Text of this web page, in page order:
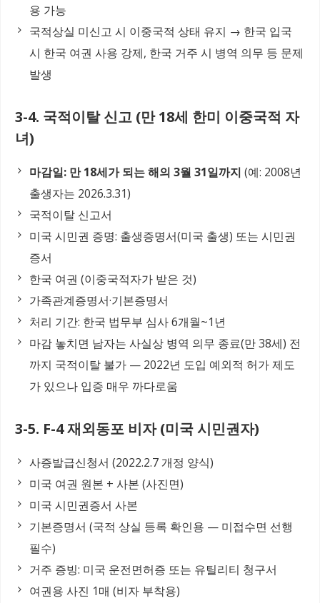
용 가능
국적상실 미신고 시 이중국적 상태 유지 → 한국 입국
시 한국 여권 사용 강제, 한국 거주 시 병역 의무 등 문제
발생
3-4. 국적이탈 신고 (만 18세 한미 이중국적 자
녀)
마감일: 만 18세가 되는 해의 3월 31일까지 (예: 2008년
출생자는 2026.3.31)
국적이탈 신고서
미국 시민권 증명: 출생증명서(미국 출생) 또는 시민권
증서
한국 여권 (이중국적자가 받은 것)
가족관계증명서·기본증명서
처리 기간: 한국 법무부 심사 6개월~1년
마감 놓치면 남자는 사실상 병역 의무 종료(만 38세) 전
까지 국적이탈 불가 — 2022년 도입 예외적 허가 제도
가 있으나 입증 매우 까다로움
3-5. F-4 재외동포 비자 (미국 시민권자)
사증발급신청서 (2022.2.7 개정 양식)
미국 여권 원본 + 사본 (사진면)
미국 시민권증서 사본
기본증명서 (국적 상실 등록 확인용 — 미접수면 선행
필수)
거주 증빙: 미국 운전면허증 또는 유틸리티 청구서
여권용 사진 1매 (비자 부착용)